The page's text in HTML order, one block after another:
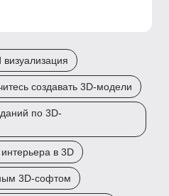
визуализация
создавать 3D-модели
по 3D-
в 3D
3D-софтом